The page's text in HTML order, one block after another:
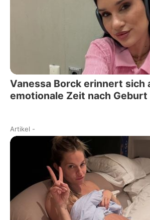
Vanessa Borck erinnert sich
emotionale Zeit nach Geburt
Artikel -